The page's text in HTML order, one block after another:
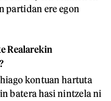
partidan ere egon
Realarekin
kontuan hartuta
batera hasi nintzela ni